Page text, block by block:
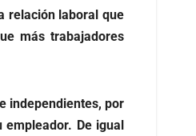
relación laboral que
más trabajadores
independientes, por
De igual